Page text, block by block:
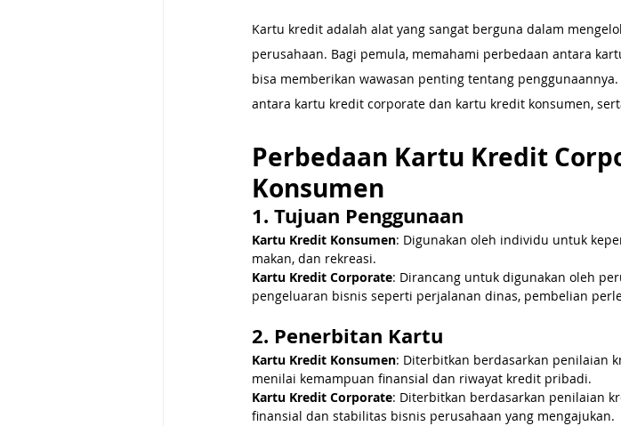
Kartu kredit adalah alat yang sangat berguna dalam
perusahaan. Bagi pemula, memahami perbedaan antara
bisa memberikan wawasan penting tentang
antara kartu kredit corporate dan kartu kredit konsumen,
Perbedaan Kartu Kredit
Konsumen
1. Tujuan Penggunaan
Kartu Kredit Konsumen: Digunakan oleh individu untuk
makan, dan rekreasi.
Kartu Kredit Corporate: Dirancang untuk digunakan oleh
pengeluaran bisnis seperti perjalanan dinas, pembelian
2. Penerbitan Kartu
Kartu Kredit Konsumen: Diterbitkan berdasarkan penilaian
menilai kemampuan finansial dan riwayat kredit pribadi.
Kartu Kredit Corporate: Diterbitkan berdasarkan penilaian
finansial dan stabilitas bisnis perusahaan yang mengajukan.